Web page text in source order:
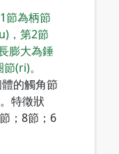
節為柄節
，第2節
膨大為錘
(ri)。
的觸角節
特徵狀
；8節；6